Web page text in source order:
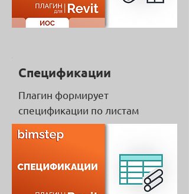
Спецификации
Плагин формирует
спецификации по листам